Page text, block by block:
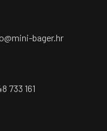
bager.hr
733 161